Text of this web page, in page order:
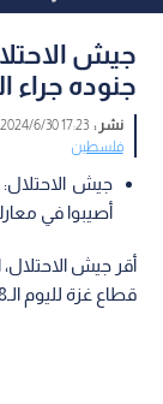
جيش
جنوده جراء
نشر :17:23 2024/6/30
فلسطين
أصيبوا في
أقر جيش الاحتلال،
قطاع غزة لليوم الـ268 على التوالي.